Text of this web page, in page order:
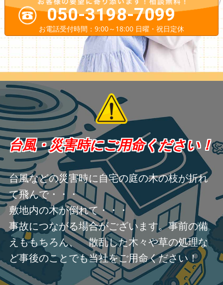
050-3198-7099
お電話受付時間：9:00～18:00 日曜・祝日定休
台風・災害時にご用命ください！
台風などの災害時に自宅の庭の木の枝が折れ
て飛んで・・・
敷地内の木が倒れて・・・
事故につながる場合がございます。事前の備
えももちろん、 散乱した木々や草の処理な
ど事後のことでも当社をご用命ください！